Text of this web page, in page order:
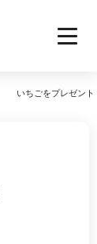
いちごをプレゼント